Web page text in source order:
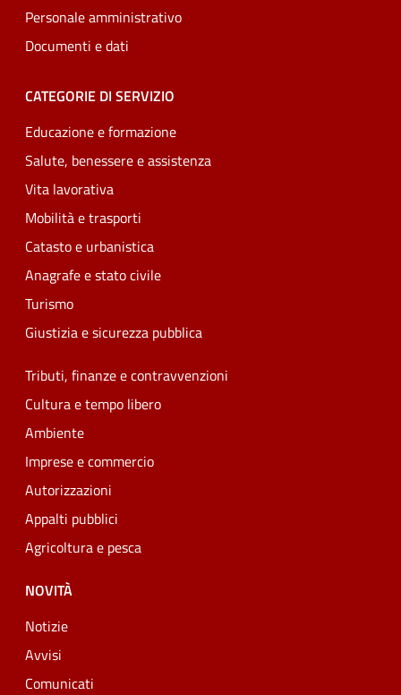
Personale amministrativo
Documenti e dati
CATEGORIE DI SERVIZIO
Educazione e formazione
Salute, benessere e assistenza
Vita lavorativa
Mobilità e trasporti
Catasto e urbanistica
Anagrafe e stato civile
Turismo
Giustizia e sicurezza pubblica
Tributi, finanze e contravvenzioni
Cultura e tempo libero
Ambiente
Imprese e commercio
Autorizzazioni
Appalti pubblici
Agricoltura e pesca
NOVITÀ
Notizie
Avvisi
Comunicati